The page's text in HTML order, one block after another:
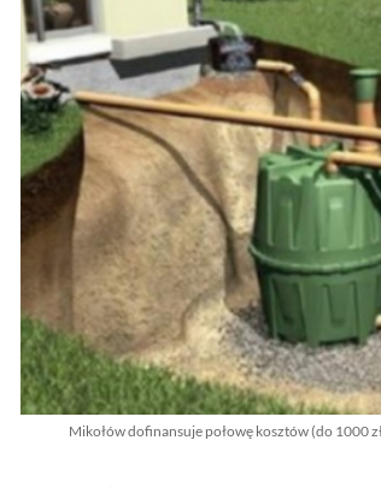
Mikołów dofinansuje połowę kosztów (do 1000